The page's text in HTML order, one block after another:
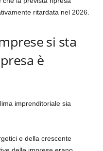
ritardata nel 2026.
si sta
è
imprenditoriale sia
e della crescente